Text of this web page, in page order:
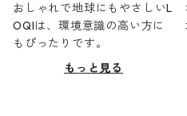
おしゃれで地球にもやさしいL
OQIは、環境意識の高い方に
もぴったりです。
もっと見る